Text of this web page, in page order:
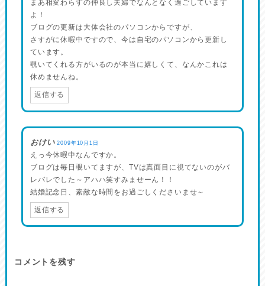
まあ相変わらずの仲良し夫婦でなんとなく過ごしています
よ！
ブログの更新は大体会社のパソコンからですが、
さすがに休暇中ですので、今は自宅のパソコンから更新し
ています。
覗いてくれる方がいるのが本当に嬉しくて、なんかこれは
休めませんね。
返信する
おけい 2009年10月1日
えっ今休暇中なんですか。
ブログは毎日覗いてますが、TVは真面目に視てないのがバ
レバレでした～アハハ笑すみませーん！！
結婚記念日、素敵な時間をお過ごしくださいませ～
返信する
コメントを残す